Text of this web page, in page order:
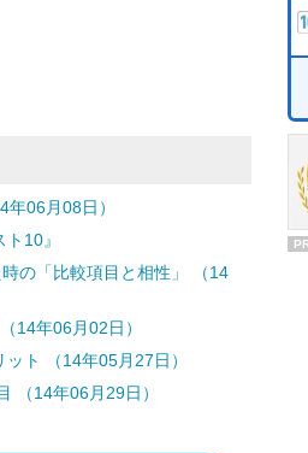
06月08日）
10』
の「比較項目と相性」 （14
14年06月02日）
ト （14年05月27日）
（14年06月29日）